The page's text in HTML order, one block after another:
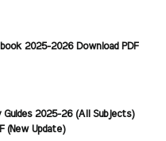
2025-2026 Download PDF
Guides 2025-26 (All Subjects)
(New Update)